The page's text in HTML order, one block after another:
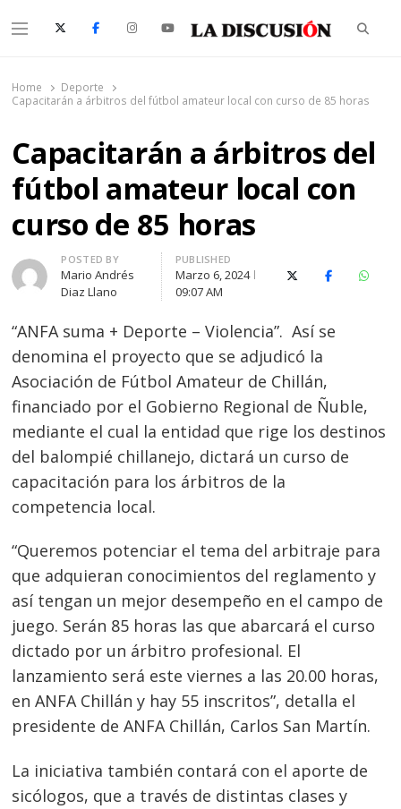
Menu
Home
Deporte
Capacitarán a árbitros del fútbol amateur local con curso de 85 horas
Capacitarán a árbitros del
fútbol amateur local con
curso de 85 horas
Author
POSTED BY
Mario Andrés
Diaz Llano
PUBLISHED
Marzo 6, 2024
09:07 AM
X (Twitter)Facebook
“ANFA suma + Deporte – Violencia”. Así se
denomina el proyecto que se adjudicó la
Asociación de Fútbol Amateur de Chillán,
financiado por el Gobierno Regional de Ñuble,
mediante el cual la entidad que rige los destinos
del balompié chillanejo, dictará un curso de
capacitación para los árbitros de la
competencia local.
“Queremos potenciar el tema del arbitraje para
que adquieran conocimientos del reglamento y
así tengan un mejor desempeño en el campo de
juego. Serán 85 horas las que abarcará el curso
dictado por un árbitro profesional. El
lanzamiento será este viernes a las 20.00 horas,
en ANFA Chillán y hay 55 inscritos”, detalla el
presidente de ANFA Chillán, Carlos San Martín.
La iniciativa también contará con el aporte de
sicólogos, que a través de distintas clases y